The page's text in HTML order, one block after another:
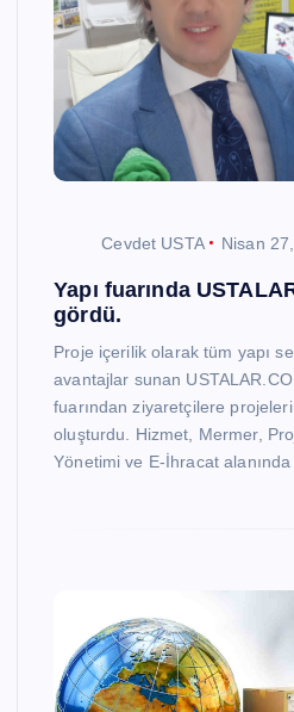
Cevdet USTA Nisan
Yapı fuarında
gördü.
Proje içerilik olarak tüm yapı
avantajlar sunan
fuarından ziyaretçilere
oluşturdu. Hizmet, Mermer,
Yönetimi ve E-İhracat